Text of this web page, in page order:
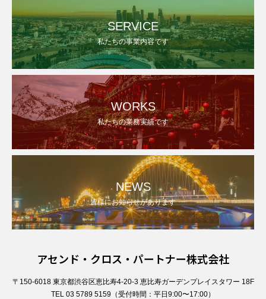
SERVICE
私たちの事業内容です
WORKS
私たちの業務実績です
NEWS
皆様にお知らせがあります
アセンド・クロス・パートナー株式会社
〒150-6018 東京都渋谷区恵比寿4-20-3 恵比寿ガーデンプレイスタワー 18F
TEL 03 5789 5159（受付時間：平日9:00〜17:00）